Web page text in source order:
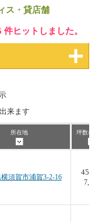
ス・貸店舗
ヒットしました。
来ます
所在地 坪数/
須賀市浦賀3-2-16
45.4